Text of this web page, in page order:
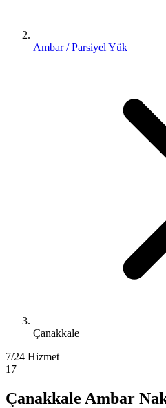
Ambar / Parsiyel Yük
Çanakkale
7/24 Hizmet
17
Çanakkale Ambar